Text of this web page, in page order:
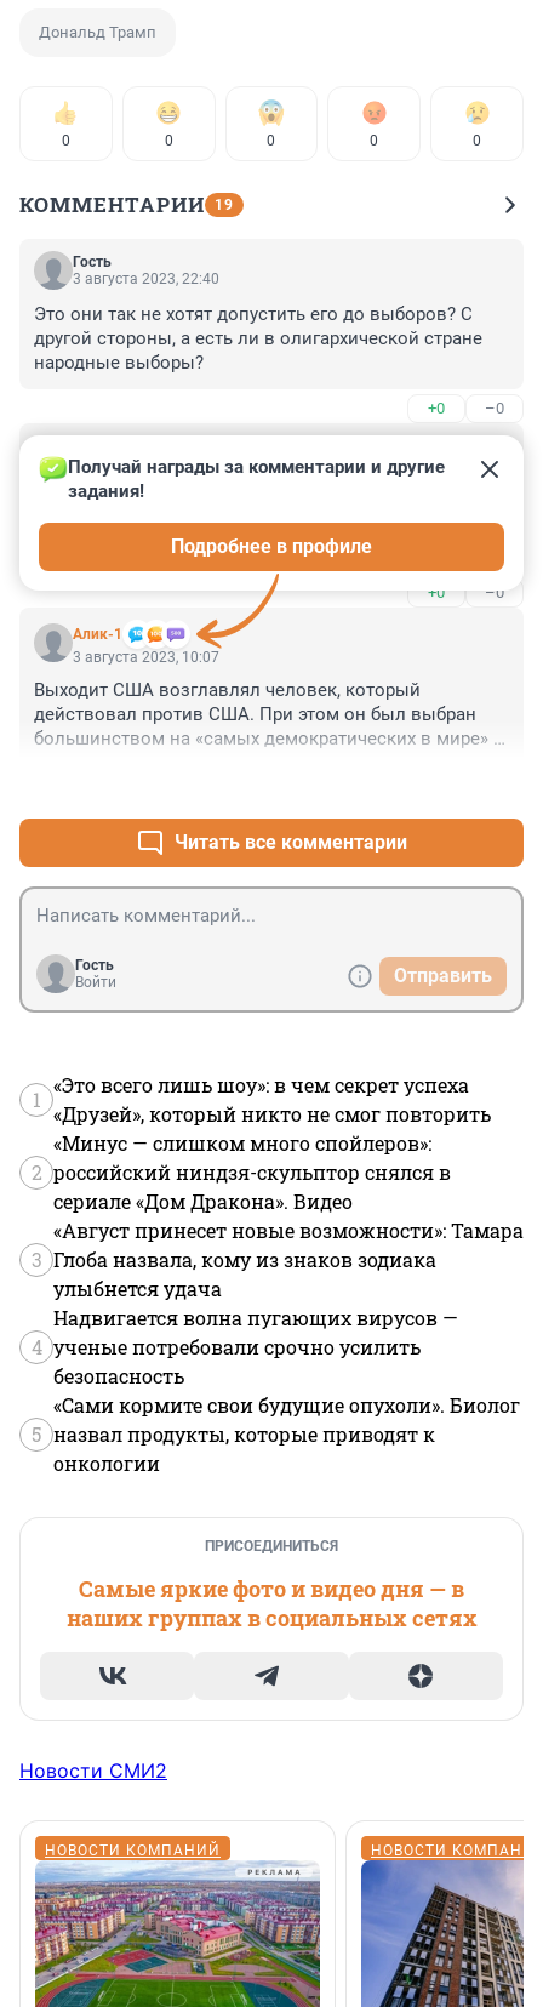
Дональд Трамп
0 0 0 0 0
КОММЕНТАРИИ 19
Гость
3 августа 2023, 22:40
Это они так не хотят допустить его до выборов? С
другой стороны, а есть ли в олигархической стране
народные выборы?
+0 –0
3 августа 2023, 10:13
Да просто у Трампа крыша поехала от власти,
выборы в США прозрачные, там ничего не нарисуешь.
Суд присяжных это подтвердил.
+0 –0
Алик-1
Получай награды за комментарии и другие
задания!
Подробнее в профиле
3 августа 2023, 10:07
Выходит США возглавлял человек, который
действовал против США. При этом он был выбран
большинством на «самых демократических в мире»
Читать все комментарии
Гость
Войти
Отправить
1
«Это всего лишь шоу»: в чем секрет успеха
«Друзей», который никто не смог повторить
2
«Минус — слишком много спойлеров»:
российский ниндзя-скульптор снялся в
сериале «Дом Дракона». Видео
3
«Август принесет новые возможности»: Тамара
Глоба назвала, кому из знаков зодиака
улыбнется удача
4
Надвигается волна пугающих вирусов —
ученые потребовали срочно усилить
безопасность
5
«Сами кормите свои будущие опухоли». Биолог
назвал продукты, которые приводят к
онкологии
ПРИСОЕДИНИТЬСЯ
Самые яркие фото и видео дня — в
наших группах в социальных сетях
Новости СМИ2
НОВОСТИ КОМПАНИЙ НОВОСТИ